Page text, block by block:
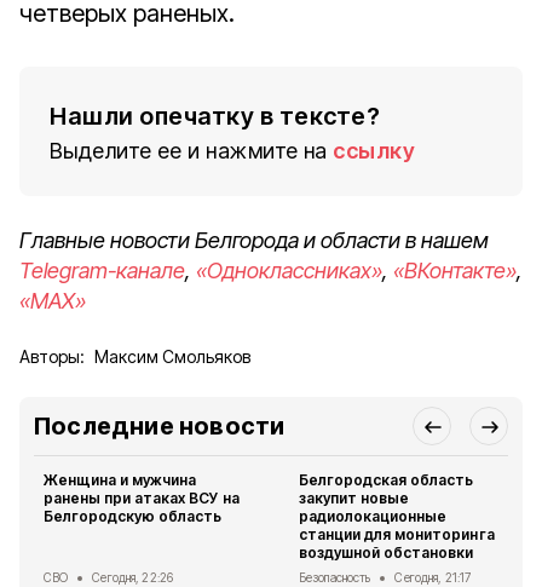
четверых раненых.
Нашли опечатку в тексте?
Выделите ее и нажмите на ссылку
Главные новости Белгорода и области в нашем
Telegram-канале, «Одноклассниках», «ВКонтакте»,
«MAX»
Авторы: Максим Смольяков
Последние новости
Женщина и мужчина
ранены при атаках ВСУ на
Белгородскую область
СВО Сегодня, 22:26
Белгородская область
закупит новые
радиолокационные
станции для мониторинга
воздушной обстановки
Безопасность Сегодня, 21:17